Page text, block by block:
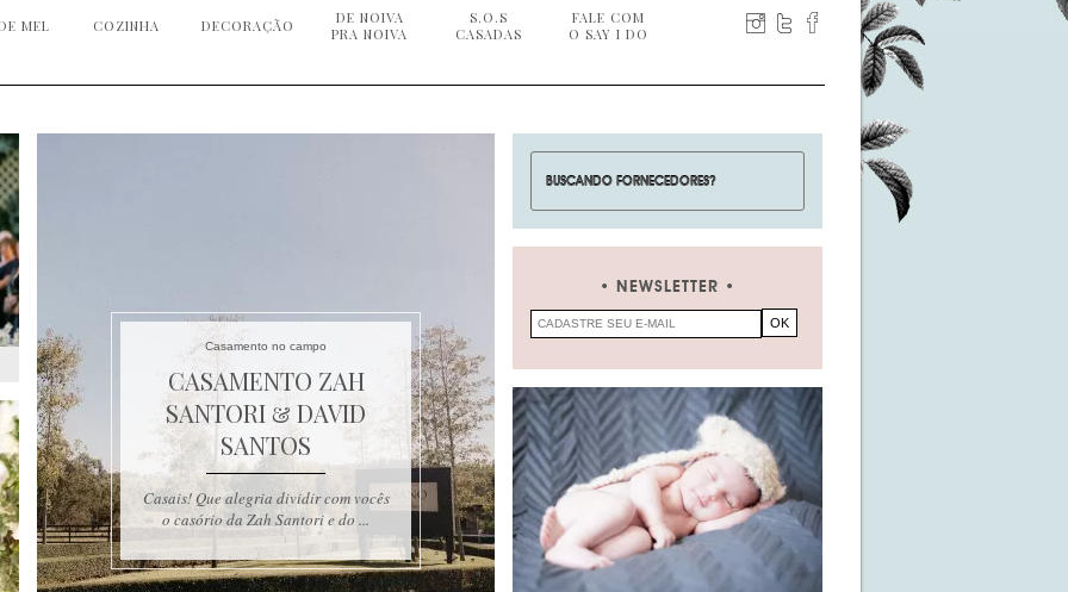
MEL COZINHA DECORAÇÃO
DE NOIVA
PRA NOIVA
S.O.S
CASADAS
FALE COM
O SAY I DO
Casamento no campo
CASAMENTO ZAH
SANTORI & DAVID
SANTOS
Casais! Que alegria dividir com vocês
o casório da Zah Santori e do ...
NEWSLETTER